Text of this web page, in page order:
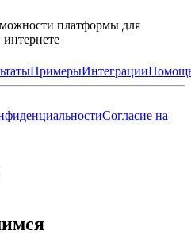
платформы для
ПримерыИнтеграции
Согласие на